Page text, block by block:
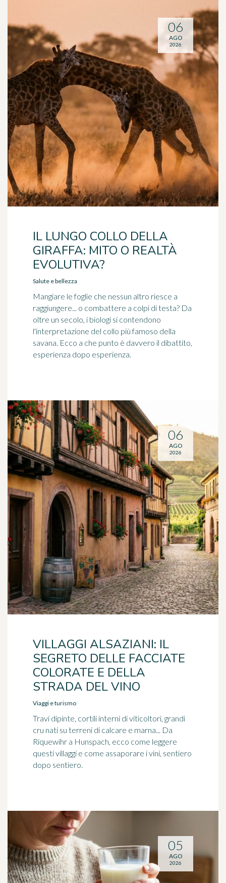
IL LUNGO COLLO DELLA
GIRAFFA: MITO O REALTÀ
EVOLUTIVA?
Salute e bellezza
Mangiare le foglie che nessun altro riesce a
raggiungere... o combattere a colpi di testa? Da
oltre un secolo, i biologi si contendono
l'interpretazione del collo più famoso della
savana. Ecco a che punto è davvero il dibattito,
esperienza dopo esperienza.
06
AGO
2026
VILLAGGI ALSAZIANI: IL
SEGRETO DELLE FACCIATE
COLORATE E DELLA
STRADA DEL VINO
Viaggi e turismo
Travi dipinte, cortili interni di viticoltori, grandi
cru nati su terreni di calcare e marna... Da
Riquewihr a Hunspach, ecco come leggere
questi villaggi e come assaporare i vini, sentiero
dopo sentiero.
06
AGO
2026
05
AGO
2026